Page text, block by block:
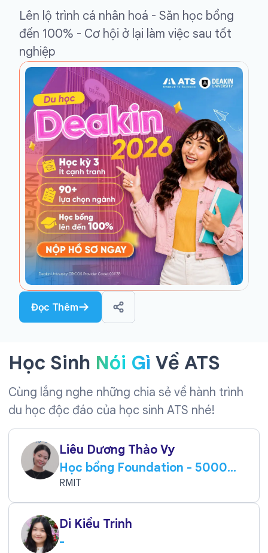
Lên lộ trình cá nhân hoá - Săn học bổng
đến 100% - Cơ hội ở lại làm việc sau tốt
nghiệp
Đọc Thêm
Học Sinh Nói Gì Về ATS
Cùng lắng nghe những chia sẻ về hành trình
du học độc đáo của học sinh ATS nhé!
Liêu Dương Thảo Vy
Học bổng Foundation - 5000
AUD
RMIT
Di Kiều Trinh
-